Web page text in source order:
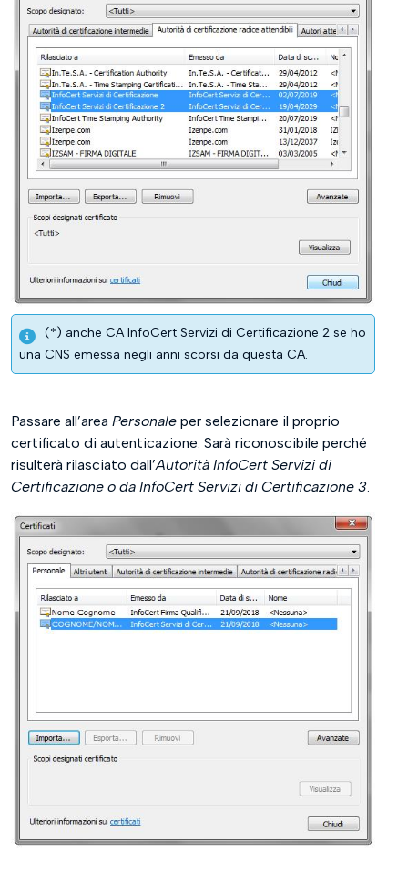
(*) anche CA InfoCert Servizi di Certificazione 2 se ho
una CNS emessa negli anni scorsi da questa CA.
Passare all’area Personale per selezionare il proprio
certificato di autenticazione. Sarà riconoscibile perché
risulterà rilasciato dall’Autorità InfoCert Servizi di
Certificazione o da InfoCert Servizi di Certificazione 3.